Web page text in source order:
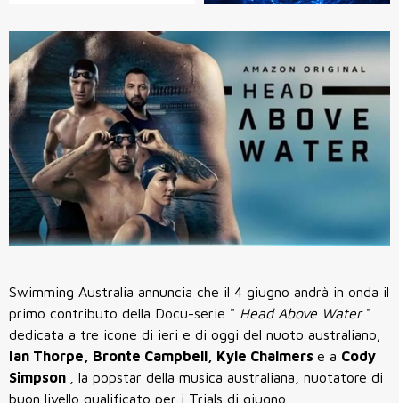
Swimming Australia annuncia che il 4 giugno andrà in onda il
primo contributo della Docu-serie " Head Above Water "
dedicata a tre icone di ieri e di oggi del nuoto australiano;
Ian Thorpe, Bronte Campbell, Kyle Chalmers e a Cody
Simpson
, la popstar della musica australiana, nuotatore di
buon livello qualificato per i Trials di giugno.